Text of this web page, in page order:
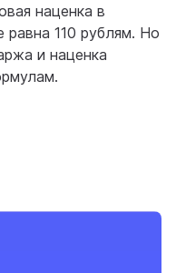
наценка в
110 рублям. Но
и наценка